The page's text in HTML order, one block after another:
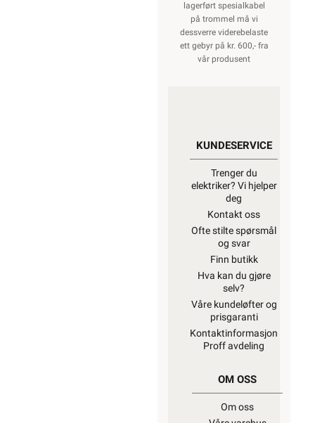
lagerført spesialkabel
på trommel må vi
dessverre viderebelaste
ett gebyr på kr. 600,- fra
vår produsent
KUNDESERVICE
Trenger du
elektriker? Vi hjelper
deg
Kontakt oss
Ofte stilte spørsmål
og svar
Finn butikk
Hva kan du gjøre
selv?
Våre kundeløfter og
prisgaranti
Kontaktinformasjon
Proff avdeling
OM OSS
Om oss